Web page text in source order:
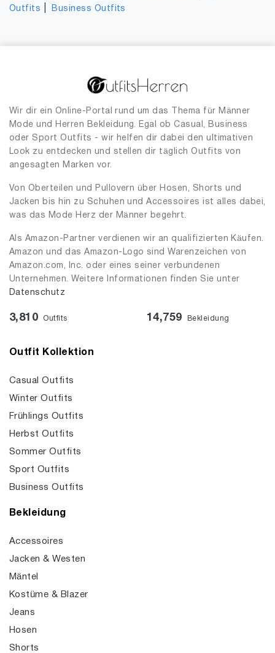
Outfits
Business Outfits
Wir dir ein Online-Portal rund um das Thema für Männer
Mode und Herren Bekleidung. Egal ob Casual, Business
oder Sport Outfits - wir helfen dir dabei den ultimativen
Look zu entdecken und stellen dir täglich Outfits von
angesagten Marken vor.
Von Oberteilen und Pullovern über Hosen, Shorts und
Jacken bis hin zu Schuhen und Accessoires ist alles dabei,
was das Mode Herz der Männer begehrt.
Als Amazon-Partner verdienen wir an qualifizierten Käufen.
Amazon und das Amazon-Logo sind Warenzeichen von
Amazon.com, Inc. oder eines seiner verbundenen
Unternehmen. Weitere Informationen finden Sie unter
Datenschutz
3,810 Outfits 14,759 Bekleidung
Outfit Kollektion
Casual Outfits
Winter Outfits
Frühlings Outfits
Herbst Outfits
Sommer Outfits
Sport Outfits
Business Outfits
Bekleidung
Accessoires
Jacken & Westen
Mäntel
Kostüme & Blazer
Jeans
Hosen
Shorts